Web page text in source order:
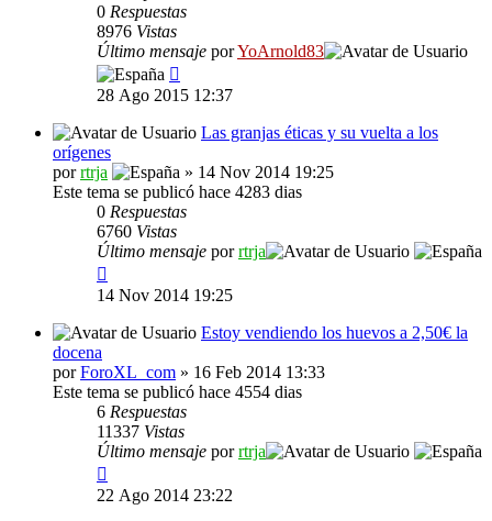
0 Respuestas
8976 Vistas
Último mensaje porYoArnold83
28 Ago 2015 12:37
Las granjas éticas y su vuelta a los
orígenes
porrtrja
» 14 Nov 2014 19:25
Este tema se publicó hace 4283 dias
0 Respuestas
6760 Vistas
Último mensaje porrtrja
14 Nov 2014 19:25
Estoy vendiendo los huevos a 2,50€ la
docena
porForoXL_com » 16 Feb 2014 13:33
Este tema se publicó hace 4554 dias
6 Respuestas
11337 Vistas
Último mensaje porrtrja
22 Ago 2014 23:22